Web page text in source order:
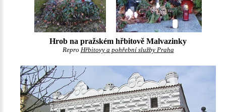
Hrob na pražském hřbitově Malvazinky
Repro Hřbitovy a pohřební služby Praha